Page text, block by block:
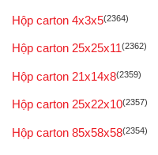
Hộp carton 4x3x5(2364)
Hộp carton 25x25x11(2362)
Hộp carton 21x14x8(2359)
Hộp carton 25x22x10(2357)
Hộp carton 85x58x58(2354)